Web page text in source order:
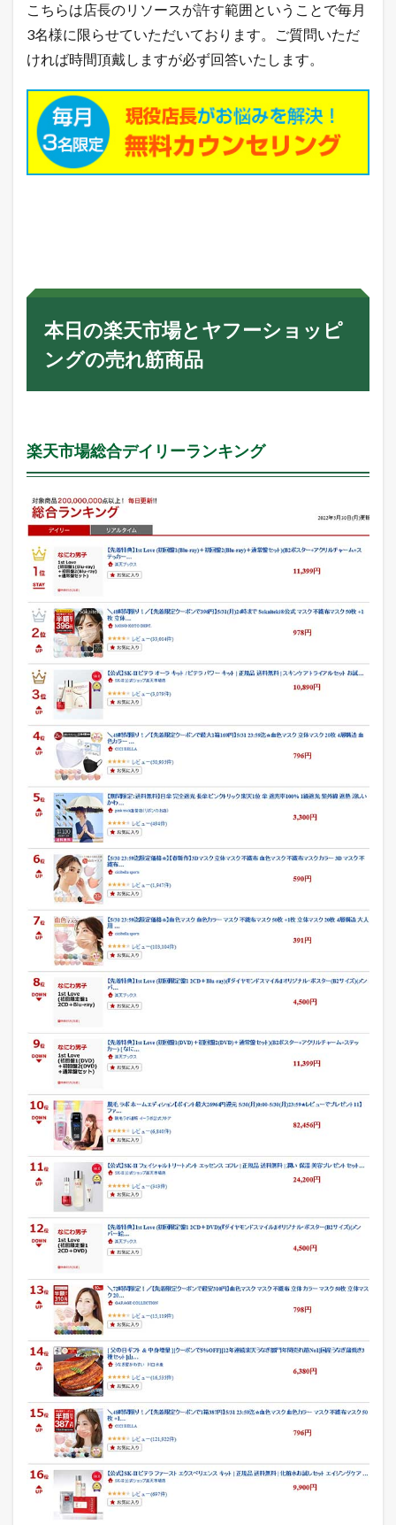
こちらは店長のリソースが許す範囲ということで毎月
3名様に限らせていただいております。ご質問いただ
ければ時間頂戴しますが必ず回答いたします。
本日の楽天市場とヤフーショッピ
ングの売れ筋商品
楽天市場総合デイリーランキング